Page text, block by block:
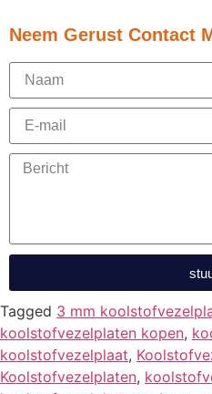
Neem Gerust Contact
Tagged 3 mm
koolstofvezelplaten kopen,
koolstofvezelplaat,
Koolstofvezelplaten,